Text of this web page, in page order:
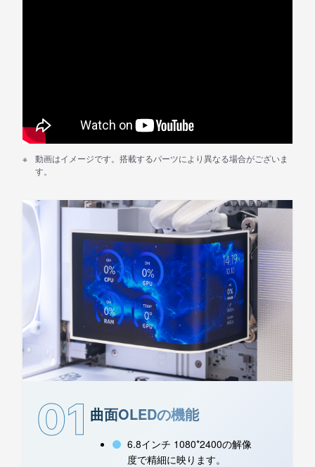
動画はイメージです。搭載するパーツにより異なる場合がございま
す。
01 曲面OLEDの機能
6.8インチ 1080*2400の解像
度で精細に映ります。